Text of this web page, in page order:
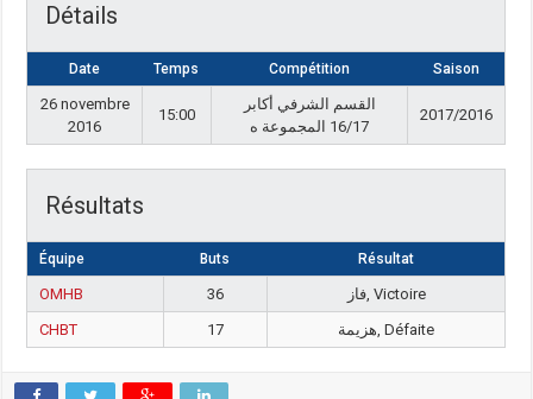
Détails
Date Temps Compétition Saison
26 novembre
2016
15:00
القسم الشرفي أكابر
16/17 المجموعة ه
2017/2016
Résultats
Équipe Buts Résultat
OMHB 36
فاز, Victoire
CHBT
17 هزيمة, Défaite